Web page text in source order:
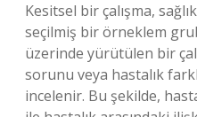
Kesitsel bir çalışma,
seçilmiş bir örneklem
üzerinde yürütülen bir
sorunu veya hastalık
incelenir. Bu şekilde,